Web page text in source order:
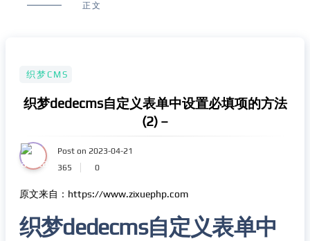
正文
织梦CMS
织梦dedecms自定义表单中设置必填项的方法
(2) –
Post on 2023-04-21
365
0
原文来自：https://www.zixuephp.com
织梦dedecms自定义表单中